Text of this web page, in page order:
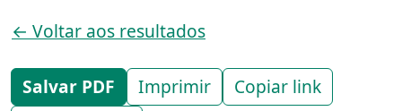
← Voltar aos resultados
Salvar PDF Imprimir
Copiar link